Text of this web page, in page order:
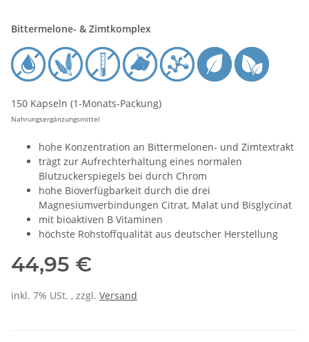
Bittermelone- & Zimtkomplex
150 Kapseln (1-Monats-Packung)
Nahrungsergänzungsmittel
hohe Konzentration an Bittermelonen- und Zimtextrakt
trägt zur Aufrechterhaltung eines normalen
Blutzuckerspiegels bei durch Chrom
hohe Bioverfügbarkeit durch die drei
Magnesiumverbindungen Citrat, Malat und Bisglycinat
mit bioaktiven B Vitaminen
höchste Rohstoffqualität aus deutscher Herstellung
44,95 €
inkl. 7% USt. , zzgl. Versand